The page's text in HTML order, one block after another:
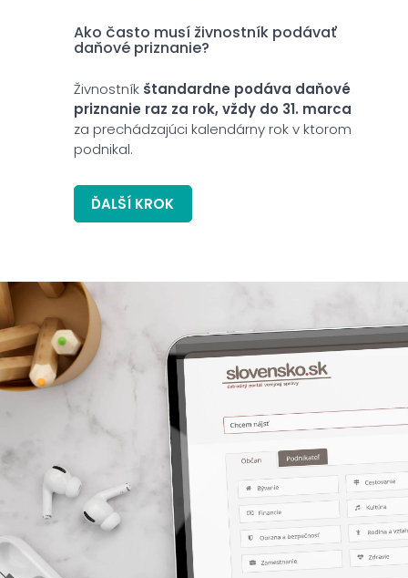
Ako často musí živnostník podávať
daňové priznanie?
Živnostník štandardne podáva daňové
priznanie raz za rok, vždy do 31. marca
za prechádzajúci kalendárny rok v ktorom
podnikal.
ĎALŠÍ KROK